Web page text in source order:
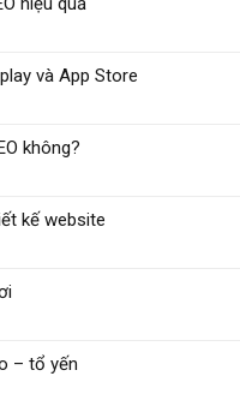
và App Store
không?
kế website
– tổ yến